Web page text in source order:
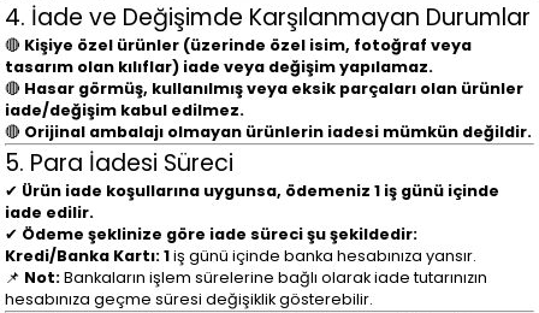
4. İade ve Değişimde Karşılanmayan Durumlar
🔴 Kişiye özel ürünler (üzerinde özel isim, fotoğraf veya
tasarım olan kılıflar) iade veya değişim yapılamaz.
🔴 Hasar görmüş, kullanılmış veya eksik parçaları olan ürünler
iade/değişim kabul edilmez.
🔴 Orijinal ambalajı olmayan ürünlerin iadesi mümkün değildir.
5. Para İadesi Süreci
✔ Ürün iade koşullarına uygunsa, ödemeniz 1 iş günü içinde
iade edilir.
✔ Ödeme şeklinize göre iade süreci şu şekildedir:
Kredi/Banka Kartı: 1iş günü içinde banka hesabınıza yansır.
📌 Not:Bankaların işlem sürelerine bağlı olarak iade tutarınızın
hesabınıza geçme süresi değişiklik gösterebilir.